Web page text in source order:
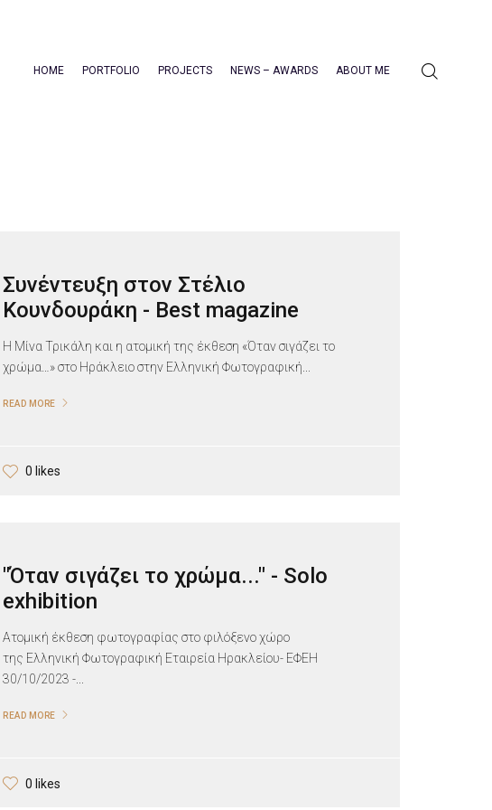
HOME PORTFOLIO PROJECTS NEWS – AWARDS ABOUT ME
Συνέντευξη στον Στέλιο
Κουνδουράκη - Best magazine
Η Μίνα Τρικάλη και η ατομική της έκθεση «Όταν σιγάζει το
χρώμα…» στο Ηράκλειο στην Ελληνική Φωτογραφική...
READ MORE
0 likes
"Όταν σιγάζει το χρώμα..." - Solo
exhibition
Ατομική έκθεση φωτογραφίας στο φιλόξενο χώρο
της Ελληνική Φωτογραφική Εταιρεία Ηρακλείου- ΕΦΕΗ
30/10/2023 -...
READ MORE
0 likes